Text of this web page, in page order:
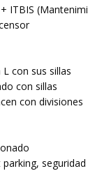
ITBIS
con sus sillas
con sillas
con divisiones
parking,